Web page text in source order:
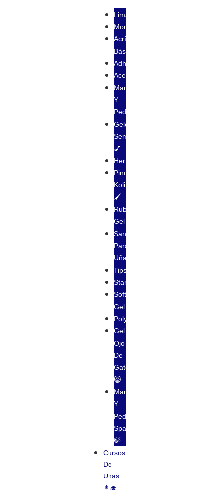
Limas
Monómeros
Acrílico
Básico
Adherentes
Acetonas
Manicura
Y
Pedicura
Geles
Semipermanente
💅
Herramientas
Pincel
Kolinsky
🖌
Rubber
Gel
Sanitizantes
Para
Uñas
Tips
Stamping
Soft
Gel
Polygel
Gel
Ojo
De
Gato
😸
Manicura
Y
Pedicura
Spa
🍃
Cursos
De
Uñas
👩‍🎓